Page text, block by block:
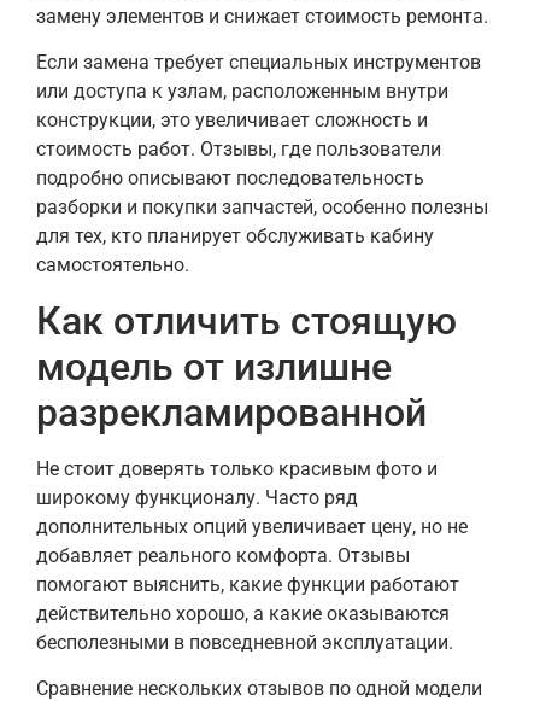
замену элементов и снижает стоимость ремонта.
Если замена требует специальных инструментов
или доступа к узлам, расположенным внутри
конструкции, это увеличивает сложность и
стоимость работ. Отзывы, где пользователи
подробно описывают последовательность
разборки и покупки запчастей, особенно полезны
для тех, кто планирует обслуживать кабину
самостоятельно.
Как отличить стоящую
модель от излишне
разрекламированной
Не стоит доверять только красивым фото и
широкому функционалу. Часто ряд
дополнительных опций увеличивает цену, но не
добавляет реального комфорта. Отзывы
помогают выяснить, какие функции работают
действительно хорошо, а какие оказываются
бесполезными в повседневной эксплуатации.
Сравнение нескольких отзывов по одной модели